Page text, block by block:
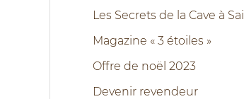
r
c
Les Secrets de la Cave à
Magazine « 3 étoiles »
Offre de noël 2023
Devenir revendeur